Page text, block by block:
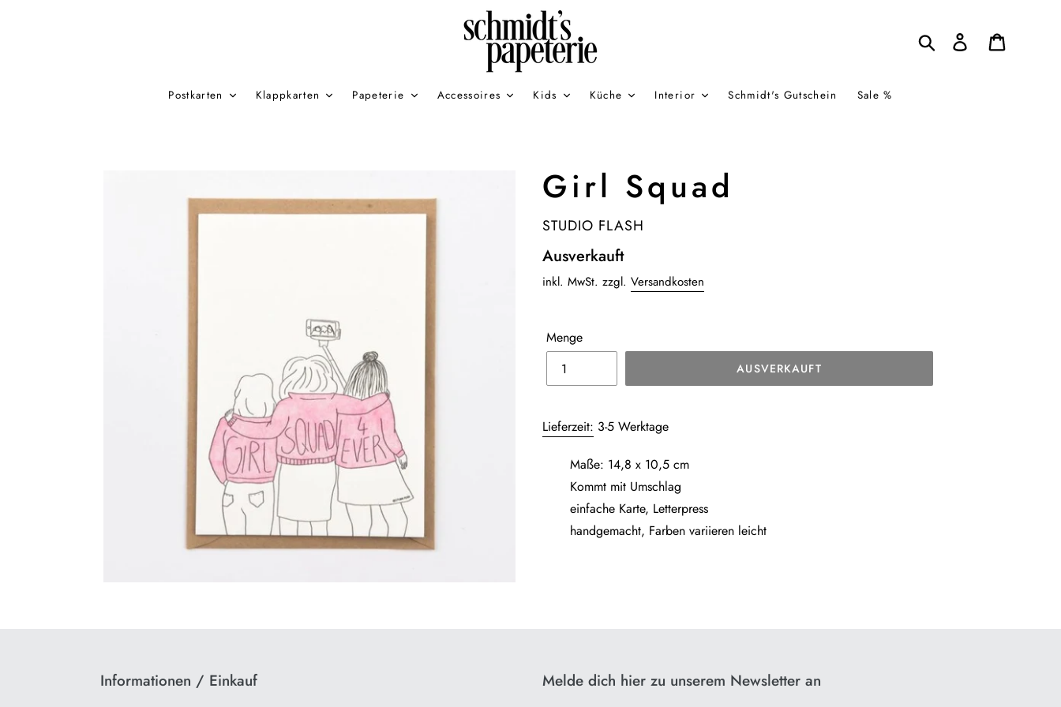
Suchen Einloggen
Postkarten Klappkarten Papeterie Accessoires Kids Küche Interior Schmidt's Gutschein Sale %
Girl Squad
VERKÄUFER
STUDIO FLASH
Normaler
Preis
Ausverkauft
inkl. MwSt. zzgl. Versandkosten
Menge
AUSVERKAUFT
wird
zum
Warenkorb
hinzugefügt
Lieferzeit: 3-5 Werktage
Maße: 14,8 x 10,5 cm
Kommt mit Umschlag
einfache Karte, Letterpress
handgemacht, Farben va­ri­ie­ren leicht
Informationen / Einkauf Melde dich hier zu unserem Newsletter an